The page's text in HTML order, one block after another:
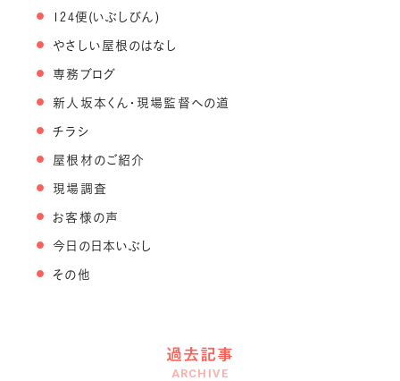
124便(いぶしびん)
やさしい屋根のはなし
専務ブログ
新人坂本くん・現場監督への道
チラシ
屋根材のご紹介
現場調査
お客様の声
今日の日本いぶし
その他
過去記事
ARCHIVE